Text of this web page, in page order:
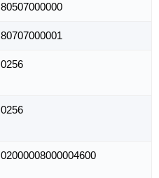
80507000000
80707000001
0256
0256
02000008000004600